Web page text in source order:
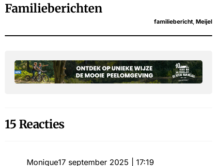
Familieberichten
familiebericht Meijel
15 Reacties
Monique17 september 2025 | 17:19